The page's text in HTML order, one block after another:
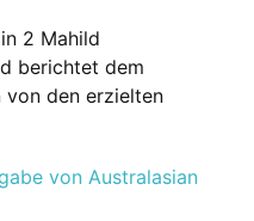
2 Mahild
berichtet dem
von den erzielten
von Australasian